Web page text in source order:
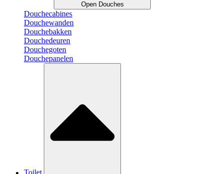
Open Douches
Douchecabines
Douchewanden
Douchebakken
Douchedeuren
Douchegoten
Douchepanelen